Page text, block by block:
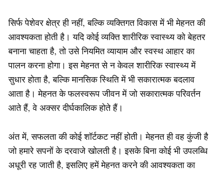
सिर्फ पेशेवर क्षेत्र ही नहीं, बल्कि व्यक्तिगत विकास में भी मेहनत की
आवश्यकता होती है। यदि कोई व्यक्ति शारीरिक स्वास्थ्य को बेहतर
बनाना चाहता है, तो उसे नियमित व्यायाम और स्वस्थ आहार का
पालन करना होगा। इस मेहनत से न केवल शारीरिक स्वास्थ्य में
सुधार होता है, बल्कि मानसिक स्थिति में भी सकारात्मक बदलाव
आता है। मेहनत के फलस्वरूप जीवन में जो सकारात्मक परिवर्तन
आते हैं, वे अक्सर दीर्घकालिक होते हैं।
अंत में, सफलता की कोई शॉर्टकट नहीं होती। मेहनत ही वह कुंजी है
जो हमारे सपनों के दरवाजे खोलती है। इसके बिना कोई भी उपलब्धि
अधूरी रह जाती है, इसलिए हमें मेहनत करने की आवश्यकता का